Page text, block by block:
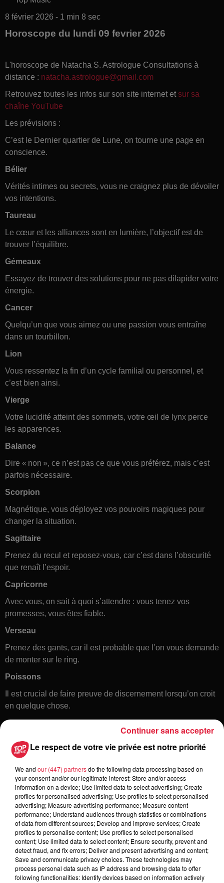
8 février 2026 - 1 min 8 sec
Horoscope du lundi 09 fevrier 2026
L'horoscope de Natacha S. Astrologue Consultations à
distance : natacha.astrologue@gmail.com
Retrouvez toutes les infos sur son site internet et sur sa
chaîne YouTube
Les prévisions :
C’est le Dernier quartier de Lune, on tourne une page en
conscience.
Bélier
Vérités intimes ou secrets, vous ne craignez plus de dévoiler
vos intentions.
Taureau
Le cœur et les alliances sont en lumière, l’objectif est de
trouver l’équilibre.
Gémeaux
Essayez de trouver des solutions pour ne pas dilapider votre
énergie.
Cancer
Quelqu’un que vous aimez ou une passion vous entraîne
dans un tourbillon.
Lion
Vous ressentez la fin d’un cycle familial ou personnel, et
c’est bien ainsi.
Vierge
Votre lucidité atteint des sommets, votre œil de lynx perce
les apparences.
Balance
Dire « non », ce n’est pas ce que vous préférez, mais c’est
parfois nécessaire.
Scorpion
Magnétique, vous déployez vos pouvoirs magiques pour
changer la situation.
Sagittaire
Prenez du recul et reposez-vous, car c’est dans l’obscurité
que renaît l’espoir.
Capricorne
Avec vous, on sait à quoi s’attendre : vous tenez vos
promesses, vous êtes fiable.
Verseau
Prenez des gants, car il est probable que l’on vous demande
de monter sur le ring.
Poissons
Il est crucial de faire preuve de discernement lorsqu’on croit
en quelque chose.
Toute l'actu
6 août 2026
À Hoerdt, de l’eau brune sort des
robinets
Le respect de votre vie privée est notre priorité
We and our (447) partnersdo the following data processing based on
your consent and/or our legitimate interest: Store and/or access
information on a device; Use limited data to select advertising; Create
profiles for personalised advertising; Use profiles to select personalised
advertising; Measure advertising performance; Measure content
performance; Understand audiences through statistics or combinations
of data from different sources; Develop and improve services; Create
profiles to personalise content; Use profiles to select personalised
content; Use limited data to select content; Ensure security, prevent and
detect fraud, and fix errors; Deliver and present advertising and content;
Save and communicate privacy choices. These technologies may
process personal data such as IP address and browsing data to offer
following functionalities: Identify devices based on information actively
Continuer sans accepter